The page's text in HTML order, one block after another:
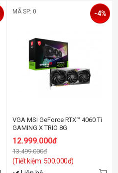
MÃ SP: 0
VGA MSI GeForce RTX™ 4060 Ti
GAMING X TRIO 8G
12.999.000đ
13.499.000đ
(Tiết kiệm: 500.000đ)
-4%